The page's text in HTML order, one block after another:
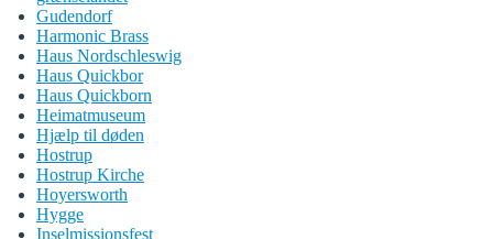
Gudendorf
Harmonic Brass
Haus Nordschleswig
Haus Quickbor
Haus Quickborn
Heimatmuseum
Hjælp til døden
Hostrup
Hostrup Kirche
Hoyersworth
Hygge
Inselmissionsfest